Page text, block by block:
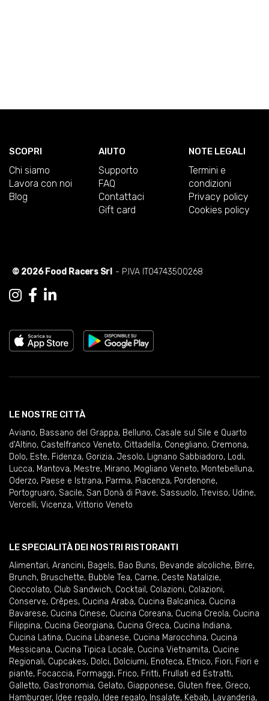
SCOPRI
Chi siamo
Lavora con noi
Blog
AIUTO
Supporto
FAQ
Contattaci
Gift card
NOTE LEGALI
Termini e
condizioni
Privacy policy
Cookies policy
© 2026 Food Racers Srl - P.IVA IT04743500268
LE NOSTRE CITTÀ
Aviano, Bassano del Grappa, Belluno, Casale sul Sile e Quarto
d'Altino, Castelfranco Veneto, Cittadella, Conegliano, Cremona,
Dolo, Este, Fidenza, Gorizia, Jesolo, Lignano Sabbiadoro, Lodi,
Lucca, Mantova, Mestre, Mirano, Mogliano Veneto, Montebelluna,
Oderzo, Paese e Istrana, Parma, Piacenza, Pordenone,
Portogruaro, Sacile, San Donà di Piave, Sassuolo, Treviso, Udine,
Vercelli, Vicenza, Vittorio Veneto
LE SPECIALITÀ DEI NOSTRI RISTORANTI
Alimentari, Arancini, Bagels, Bao Buns, Bevande alcoliche, Birre,
Brunch, Bruschette, Bubble Tea, Carne, Ceste Natalizie,
Cioccolato, Club Sandwich, Cocktail , Colazioni, Colazioni,
Conserve, Crêpes, Cucina Araba, Cucina Balcanica, Cucina
Bavarese, Cucina Cinese, Cucina Coreana, Cucina Creola, Cucina
Filippina, Cucina Georgiana, Cucina Greca, Cucina Indiana,
Cucina Latina, Cucina Libanese, Cucina Marocchina, Cucina
Messicana, Cucina Tipica Locale, Cucina Vietnamita, Cucine
Regionali, Cupcakes, Dolci, Dolciumi, Enoteca, Etnico, Fiori, Fiori e
piante, Focaccia, Formaggi, Frico, Fritti, Frullati ed Estratti,
Galletto, Gastronomia, Gelato, Giapponese, Gluten free, Greco,
Hamburger, Idee regalo, Idee regalo, Insalate, Kebab, Lavanderia,